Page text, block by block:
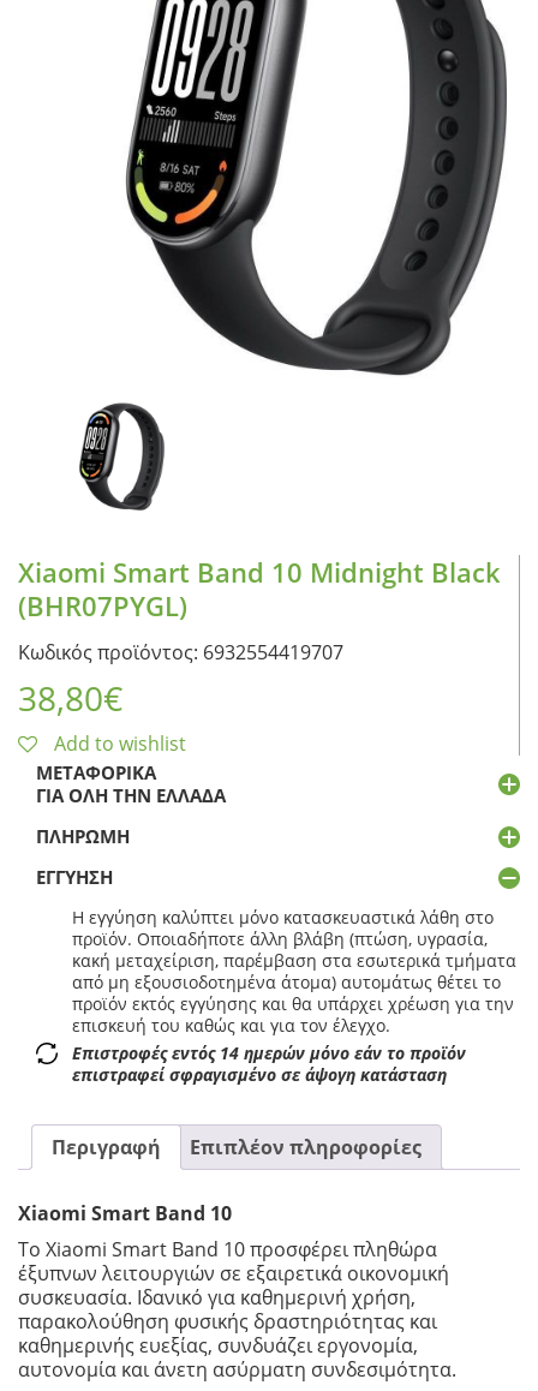
LIQUID COOLERS
CPU COOLERS
ΕΙΚΟΝΑ-ΗΧΟΣ
ACCESSORIES
ΟΙΚΙΑΚΕΣ ΣΥΣΚΕΥΕΣ
ΠΡΟΣΩΠΙΚΗ ΦΡΟΝΤΙΔΑ
Xiaomi Smart Band 10 Midnight Black
(BHR07PYGL)
Κωδικός προϊόντος: 6932554419707
38,80€
Add to wishlist
ΜΕΤΑΦΟΡΙΚΆ
ΓΙΑ ΌΛΗ ΤΗΝ ΕΛΛΆΔΑ
ΠΛΗΡΩΜΉ
ΕΓΓΎΗΣΗ
Η εγγύηση καλύπτει μόνο κατασκευαστικά λάθη στο
προϊόν. Οποιαδήποτε άλλη βλάβη (πτώση, υγρασία,
κακή μεταχείριση, παρέμβαση στα εσωτερικά τμήματα
από μη εξουσιοδοτημένα άτομα) αυτομάτως θέτει το
προϊόν εκτός εγγύησης και θα υπάρχει χρέωση για την
επισκευή του καθώς και για τον έλεγχο.
Επιστροφές εντός 14 ημερών μόνο εάν το προϊόν
επιστραφεί σφραγισμένο σε άψογη κατάσταση
Περιγραφή Επιπλέον πληροφορίες
Xiaomi Smart Band 10
Το Xiaomi Smart Band 10 προσφέρει πληθώρα
έξυπνων λειτουργιών σε εξαιρετικά οικονομική
συσκευασία. Ιδανικό για καθημερινή χρήση,
παρακολούθηση φυσικής δραστηριότητας και
καθημερινής ευεξίας, συνδυάζει εργονομία,
αυτονομία και άνετη ασύρματη συνδεσιμότητα.